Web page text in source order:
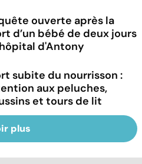
ouverte après la
d’un bébé de deux jours
d'Antony
subite du nourrisson :
aux peluches,
et tours de lit
plus